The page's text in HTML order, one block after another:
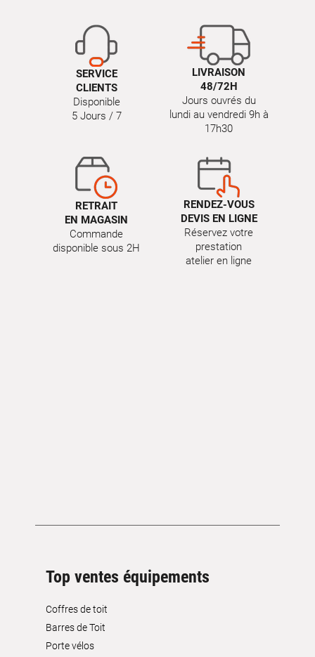
SERVICE
CLIENTS
Disponible
5 Jours / 7
LIVRAISON
48/72H
Jours ouvrés du
lundi au vendredi 9h à
17h30
RETRAIT
EN MAGASIN
Commande
disponible sous 2H
RENDEZ-VOUS
DEVIS EN LIGNE
Réservez votre
prestation
atelier en ligne
Top ventes équipements
Coffres de toit
Barres de Toit
Porte vélos